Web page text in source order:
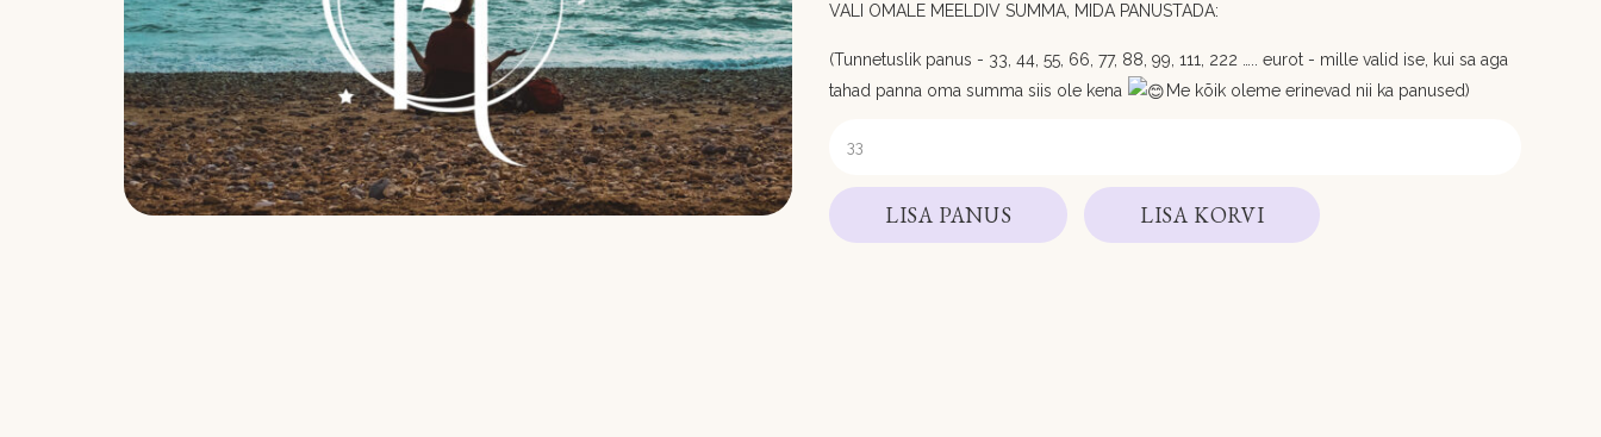
VALI OMALE MEELDIV SUMMA, MIDA PANUSTADA:
(Tunnetuslik panus - 33, 44, 55, 66, 77, 88, 99, 111, 222 ….. eurot - mille valid ise, kui sa aga
tahad panna oma summa siis ole kena
Me kõik oleme erinevad nii ka panused)
LISA PANUS LISA KORVI